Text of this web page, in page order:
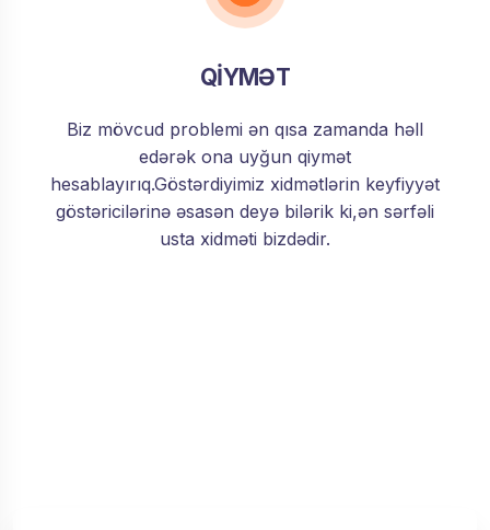
QİYMƏT
Biz mövcud problemi ən qısa zamanda həll
edərək ona uyğun qiymət
hesablayırıq.Göstərdiyimiz xidmətlərin keyfiyyət
göstəricilərinə əsasən deyə bilərik ki,ən sərfəli
usta xidməti bizdədir.